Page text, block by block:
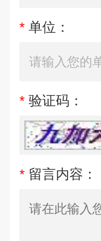
* 单位：
* 验证码：
* 留言内容：